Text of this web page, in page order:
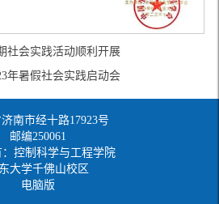
社会实践活动顺利开展
年暑假社会实践启动会
南市经十路17923号
邮编250061
：控制科学与工程学院
大学千佛山校区
电脑版